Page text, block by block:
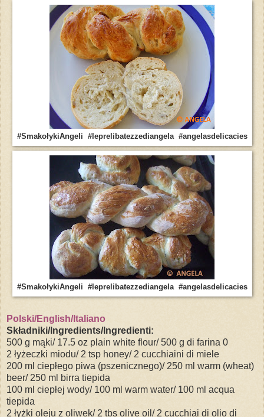
#SmakołykiAngeli #leprelibatezzediangela #angelasdelicacies
#SmakołykiAngeli #leprelibatezzediangela #angelasdelicacies
Polski/English/Italiano
Składniki/Ingredients/Ingredienti:
500 g mąki/ 17.5 oz plain white flour/ 500 g di farina 0
2 łyżeczki miodu/ 2 tsp honey/ 2 cucchiaini di miele
200 ml ciepłego piwa (pszenicznego)/ 250 ml warm (wheat)
beer/ 250 ml birra tiepida
100 ml ciepłej wody/ 100 ml warm water/ 100 ml acqua
tiepida
2 łyżki oleju z oliwek/ 2 tbs olive oil/ 2 cucchiai di olio di